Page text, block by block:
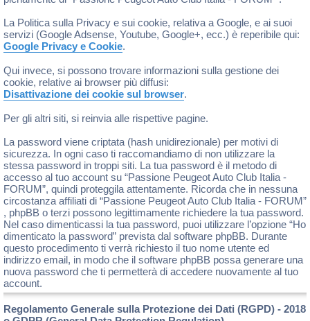
La Politica sulla Privacy e sui cookie, relativa a Google, e ai suoi
servizi (Google Adsense, Youtube, Google+, ecc.) è reperibile qui:
Google Privacy e Cookie.
Qui invece, si possono trovare informazioni sulla gestione dei
cookie, relative ai browser più diffusi:
Disattivazione dei cookie sul browser.
Per gli altri siti, si reinvia alle rispettive pagine.
La password viene criptata (hash unidirezionale) per motivi di
sicurezza. In ogni caso ti raccomandiamo di non utilizzare la
stessa password in troppi siti. La tua password è il metodo di
accesso al tuo account su “Passione Peugeot Auto Club Italia -
FORUM”, quindi proteggila attentamente. Ricorda che in nessuna
circostanza affiliati di “Passione Peugeot Auto Club Italia - FORUM”
, phpBB o terzi possono legittimamente richiedere la tua password.
Nel caso dimenticassi la tua password, puoi utilizzare l’opzione “Ho
dimenticato la password” prevista dal software phpBB. Durante
questo procedimento ti verrà richiesto il tuo nome utente ed
indirizzo email, in modo che il software phpBB possa generare una
nuova password che ti permetterà di accedere nuovamente al tuo
account.
Regolamento Generale sulla Protezione dei Dati (RGPD) - 2018